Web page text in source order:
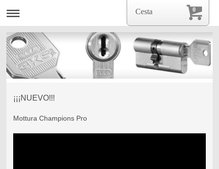
¡¡¡NUEVO!!!
Mottura Champions Pro
0
Cesta